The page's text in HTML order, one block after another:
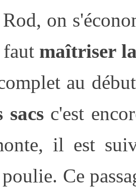
on
maîtriser
au
sacsc'est
il est
Ce